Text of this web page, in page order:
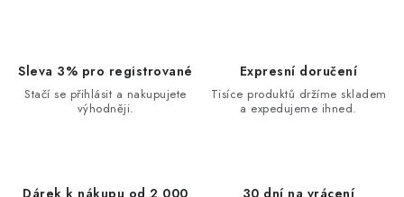
Sleva 3% pro registrované
Stačí se přihlásit a nakupujete
výhodněji.
Expresní doručení
Tisíce produktů držíme skladem
a expedujeme ihned.
Dárek k nákupu od 2 000
30 dní na vrácení